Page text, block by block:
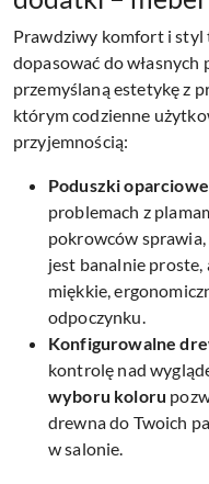
Prawdziwy komfort i styl
dopasować do własnych
przemyślaną estetykę z
którym codzienne
przyjemnością:
Poduszki
problemach z
pokrowców
jest banalnie proste,
miękkie,
odpoczynku.
Konfigurowalne
kontrolę nad
wyboru koloru
drewna do Twoich
w salonie.